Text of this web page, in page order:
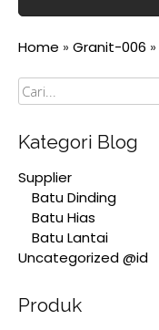
Home » Granit-006 »
Cari
Kategori Blog
Supplier
Batu Dinding
Batu Hias
Batu Lantai
Uncategorized @id
Produk